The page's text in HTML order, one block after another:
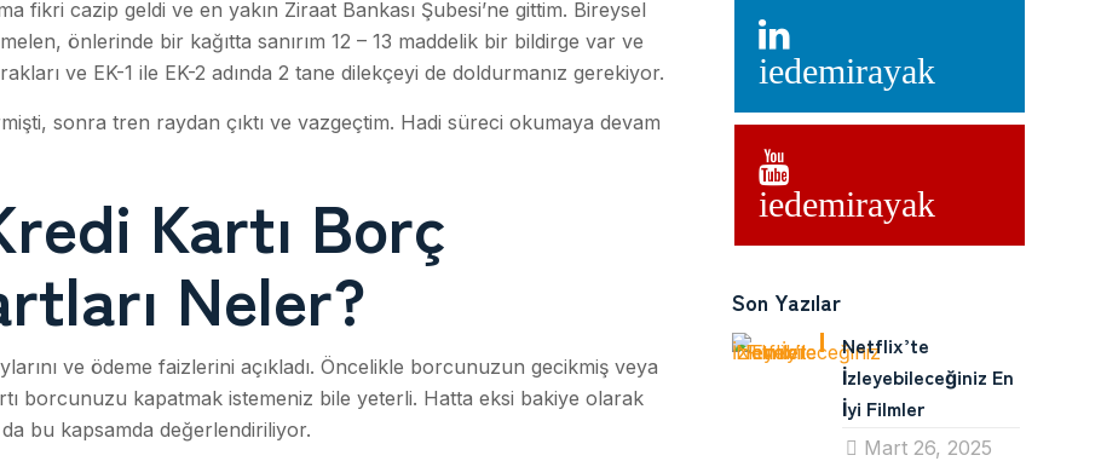
fikri cazip geldi ve en yakın Ziraat Bankası Şubesi’ne gittim. Bireysel
önlerinde bir kağıtta sanırım 12 – 13 maddelik bir bildirge var ve
ve EK-1 ile EK-2 adında 2 tane dilekçeyi de doldurmanız gerekiyor.
sonra tren raydan çıktı ve vazgeçtim. Hadi süreci okumaya devam
Kartı Borç
Neler?
ve ödeme faizlerini açıkladı. Öncelikle borcunuzun gecikmiş veya
borcunuzu kapatmak istemeniz bile yeterli. Hatta eksi bakiye olarak
bu kapsamda değerlendiriliyor.
iedemirayak
iedemirayak
Son Yazılar
Netflix’te
İzleyebileceğiniz En
İyi Filmler
Mart 26, 2025